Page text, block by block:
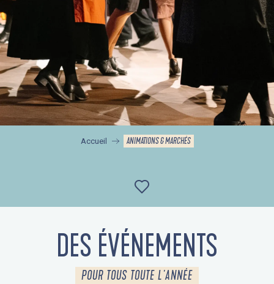
Accueil ANIMATIONS & MARCHÉS
Ajouter aux
DES ÉVÉNEMENTS
POUR TOUS TOUTE L'ANNÉE